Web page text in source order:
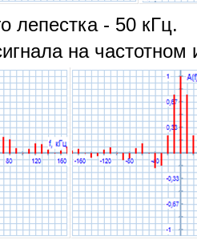
лепестка - 50 кГц.
на